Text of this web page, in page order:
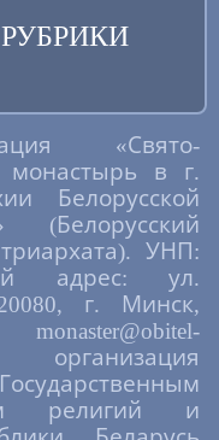
РУБРИКИ
«Свято-
монастырь в г.
Белорусской
(Белорусский
УНП:
адрес: ул.
г. Минск,
организация
религий и